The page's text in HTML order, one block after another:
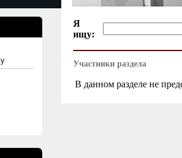
Я
ищу:
Участники раздела
В данном разделе не